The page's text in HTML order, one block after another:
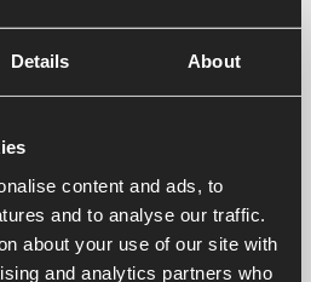
Details About
content and ads, to
and to analyse our traffic.
about your use of our site with
and analytics partners who